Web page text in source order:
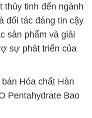
thủy tinh đến ngành
đối tác đáng tin cậy
sản phẩm và giải
sự phát triển của
Hóa chất Hàn
Pentahydrate Bao